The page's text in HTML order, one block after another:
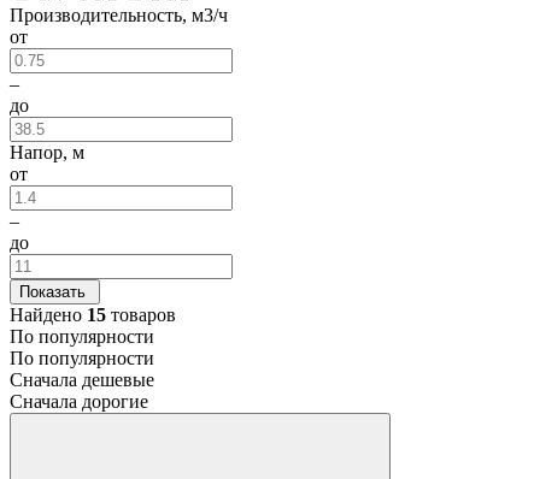
Производительность, м3/ч
от
–
до
Напор, м
от
–
до
Показать
Найдено 15 товаров
По популярности
По популярности
Сначала дешевые
Сначала дорогие